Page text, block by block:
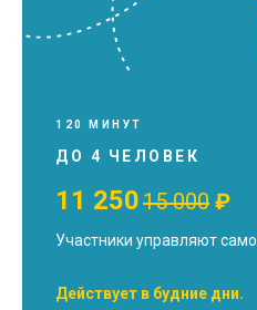
120 МИНУТ
ДО 4 ЧЕЛОВЕК
11 25015 000 ₽
Участники управляют
Действует в будние дни.